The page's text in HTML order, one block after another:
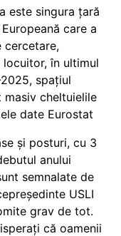
este singura țară
care a
cercetare,
în ultimul
spațiul
cheltuielile
date Eurostat
și posturi, cu 3
anului
semnalate de
USLI
grav de tot.
că oamenii